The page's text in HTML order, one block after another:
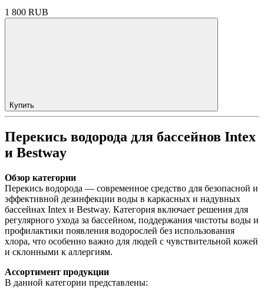
1 800 RUB
Купить
Перекись водорода для бассейнов Intex
и Bestway
Обзор категории
Перекись водорода — современное средство для безопасной и
эффективной дезинфекции воды в каркасных и надувных
бассейнах Intex и Bestway. Категория включает решения для
регулярного ухода за бассейном, поддержания чистоты воды и
профилактики появления водорослей без использования
хлора, что особенно важно для людей с чувствительной кожей
и склонными к аллергиям.
Ассортимент продукции
В данной категории представлены: